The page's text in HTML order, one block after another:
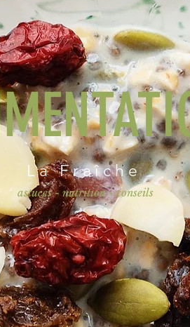
La Fraîche
astuces - nutrition - conseils